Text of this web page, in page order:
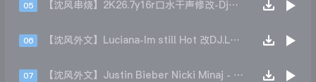
05 【沈风串烧】2K26.7y16r口水干声修改-Dj东东Remix
06 【沈风外文】Luciana-Im still Hot 改DJ.LoZe
07 【沈风外文】Justin Bieber Nicki Minaj - Beauty And A Beat (DjHope小春 Extended Mix)